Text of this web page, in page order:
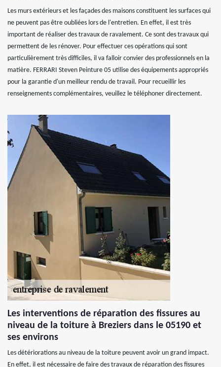
Les murs extérieurs et les façades des maisons constituent les surfaces qui
ne peuvent pas être oubliées lors de l'entretien. En effet, il est très
important de réaliser des travaux de ravalement. Ce sont des travaux qui
permettent de les rénover. Pour effectuer ces opérations qui sont
particulièrement très difficiles, il va falloir convier des professionnels en la
matière. FERRARI Steven Peinture 05 utilise des équipements appropriés
pour la garantie d'un meilleur rendu de travail. Pour recueillir les
renseignements complémentaires, veuillez le téléphoner directement.
Les interventions de réparation des fissures au
niveau de la toiture à Breziers dans le 05190 et
ses environs
Les détériorations au niveau de la toiture peuvent avoir un grand impact.
En effet, il est nécessaire de faire des travaux de réparation des fissures